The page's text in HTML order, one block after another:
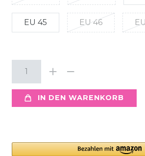
EU 45 EU 46
IN DEN WARENKORB